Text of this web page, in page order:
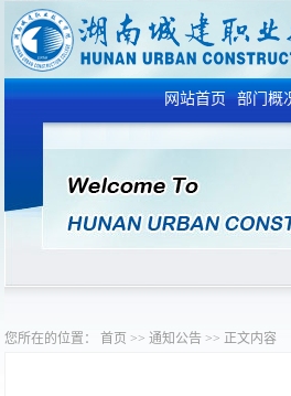
网站首页 部门概
您所在的位置： 首页 >> 通知公告 >> 正文内容